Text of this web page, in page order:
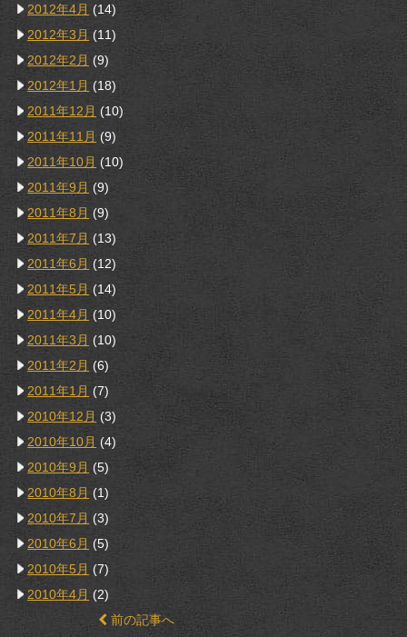
2012年4月 (14)
2012年3月 (11)
2012年2月 (9)
2012年1月 (18)
2011年12月 (10)
2011年11月 (9)
2011年10月 (10)
2011年9月 (9)
2011年8月 (9)
2011年7月 (13)
2011年6月 (12)
2011年5月 (14)
2011年4月 (10)
2011年3月 (10)
2011年2月 (6)
2011年1月 (7)
2010年12月 (3)
2010年10月 (4)
2010年9月 (5)
2010年8月 (1)
2010年7月 (3)
2010年6月 (5)
2010年5月 (7)
2010年4月 (2)
前の記事へ